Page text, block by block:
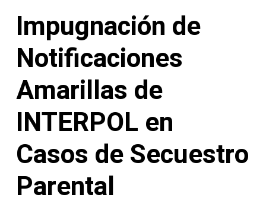
Impugnación de
Notificaciones
Amarillas de
INTERPOL en
Casos de Secuestro
Parental